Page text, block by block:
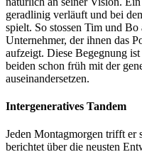
geradlinig verläuft und bei
spielt. So stossen Tim und
Unternehmer, der ihnen das
aufzeigt. Diese Begegnung
beiden schon früh mit der
auseinander­setzen.
Intergeneratives Tandem
Jeden Montagmorgen trifft er
berichtet über die neusten